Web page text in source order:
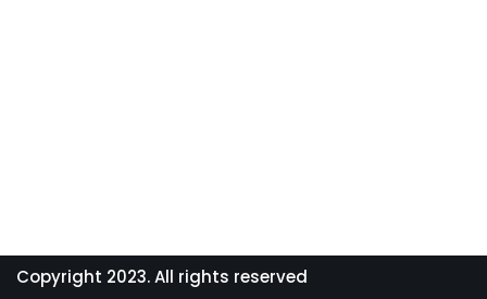
Copyright 2023. All rights reserved